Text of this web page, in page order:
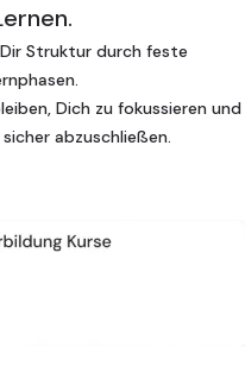
Struktur durch feste
Dich zu fokussieren und
abzuschließen.